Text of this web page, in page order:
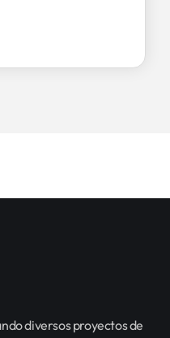
diversos proyectos de